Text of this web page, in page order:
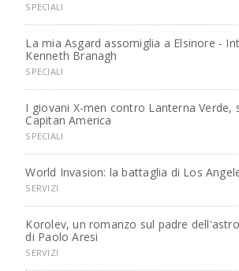
SPECIALI
La mia Asgard assomiglia a Elsinore -
Kenneth Branagh
SPECIALI
I giovani X-men contro Lanterna Verde,
Capitan America
SPECIALI
World Invasion: la battaglia di Los
SERVIZI
Korolev, un romanzo sul padre
di Paolo Aresi
SERVIZI